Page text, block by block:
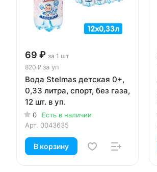
69 ₽ за 1 шт
820 ₽ за уп
Вода Stelmas детская 0+,
0,33 литра, спорт, без газа,
12 шт. в уп.
0
Есть в наличии
Арт. 0043635
В корзину